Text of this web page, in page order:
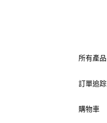
所有產品
訂單追踪
購物車